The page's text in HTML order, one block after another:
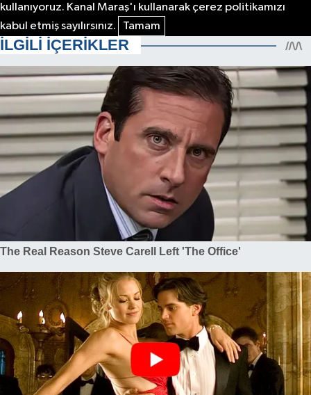
kullanıyoruz. Kanal Maraş'ı kullanarak çerez politikamızı
kabul etmiş sayılırsınız.
Tamam